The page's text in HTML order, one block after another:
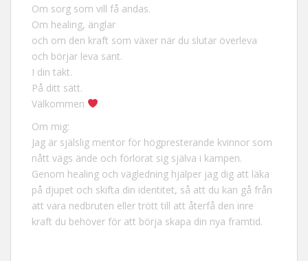
Om sorg som vill få andas.
Om healing, änglar
och om den kraft som växer när du slutar överleva
och börjar leva sant.
I din takt.
På ditt sätt.
Välkommen
Om mig:
Jag är själslig mentor för högpresterande kvinnor som
nått vägs ände och förlorat sig själva i kampen.
Genom healing och vägledning hjälper jag dig att läka
på djupet och skifta din identitet, så att du kan gå från
att vara nedbruten eller trött till att återfå den inre
kraft du behöver för att börja skapa din nya framtid.